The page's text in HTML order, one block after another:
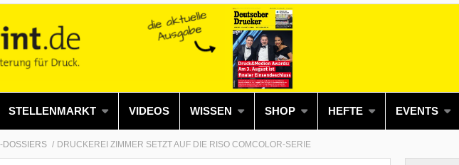
STELLENMARKT VIDEOS WISSEN SHOP HEFTE EVENTS Alles
DOSSIERS DRUCKEREI ZIMMER SETZT AUF DIE RISO COMCOLOR-SERIE